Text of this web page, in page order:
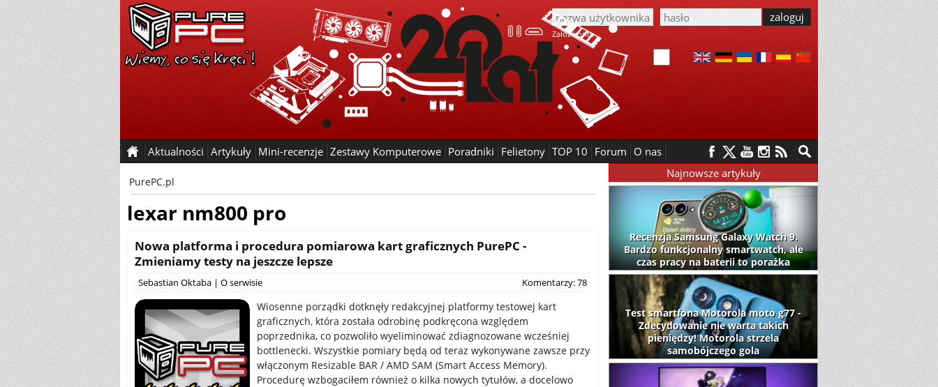
Załóż konto
Aktualności Artykuły Mini-recenzje Zestawy Komputerowe Poradniki Felietony TOP 10 Forum O nas
PurePC.pl
lexar nm800 pro
Nowa platforma i procedura pomiarowa kart graficznych PurePC -
Zmieniamy testy na jeszcze lepsze
Sebastian Oktaba | O serwisie Komentarzy: 78
Wiosenne porządki dotknęły redakcyjnej platformy testowej kart
graficznych, która została odrobinę podkręcona względem
poprzednika, co pozwoliło wyeliminować zdiagnozowane wcześniej
bottlenecki. Wszystkie pomiary będą od teraz wykonywane zawsze przy
włączonym Resizable BAR / AMD SAM (Smart Access Memory).
Procedurę wzbogaciłem również o kilka nowych tytułów, a docelowo
Najnowsze artykuły
Recenzja Samsung Galaxy Watch 9.
Bardzo funkcjonalny smartwatch, ale
czas pracy na baterii to porażka
Test smartfona Motorola moto g77 -
Zdecydowanie nie warta takich
pieniędzy! Motorola strzela
samobójczego gola